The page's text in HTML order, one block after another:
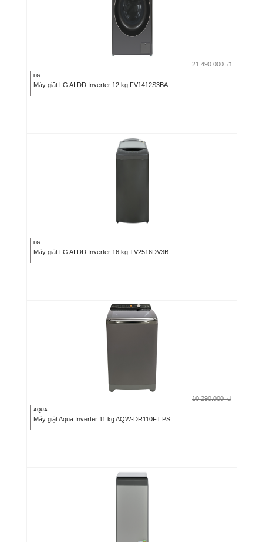
21.490.000 đ
LG
Máy giặt LG AI DD Inverter 12 kg FV1412S3BA
LG
Máy giặt LG AI DD Inverter 16 kg TV2516DV3B
10.290.000 đ
AQUA
Máy giặt Aqua Inverter 11 kg AQW-DR110FT.PS